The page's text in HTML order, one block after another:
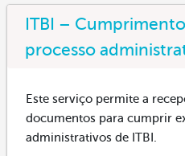
ITBI –
processo
Este serviço permite a
documentos para cumprir
administrativos de ITBI.